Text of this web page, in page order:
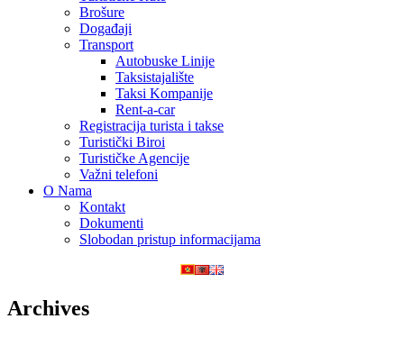
Brošure
Događaji
Transport
Autobuske Linije
Taksistajalište
Taksi Kompanije
Rent-a-car
Registracija turista i takse
Turistički Biroi
Turističke Agencije
Važni telefoni
O Nama
Kontakt
Dokumenti
Slobodan pristup informacijama
Archives